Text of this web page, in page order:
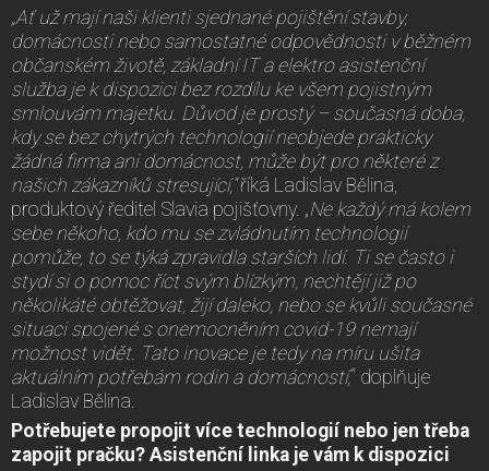
„Ať už mají naši klienti sjednané pojištění stavby,
domácnosti nebo samostatné odpovědnosti v běžném
občanském životě, základní IT a elektro asistenční
služba je k dispozici bez rozdílu ke všem pojistným
smlouvám majetku. Důvod je prostý – současná doba,
kdy se bez chytrých technologií neobjede prakticky
žádná firma ani domácnost, může být pro některé z
našich zákazníků stresující,“říká Ladislav Bělina,
produktový ředitel Slavia pojišťovny. „Ne každý má kolem
sebe někoho, kdo mu se zvládnutím technologií
pomůže, to se týká zpravidla starších lidí. Ti se často i
stydí si o pomoc říct svým blízkým, nechtějí již po
několikáté obtěžovat, žijí daleko, nebo se kvůli současné
situaci spojené s onemocněním covid-19 nemají
možnost vidět. Tato inovace je tedy na míru ušita
aktuálním potřebám rodin a domácností,“ doplňuje
Ladislav Bělina.
Potřebujete propojit více technologií nebo jen třeba
zapojit pračku? Asistenční linka je vám k dispozici